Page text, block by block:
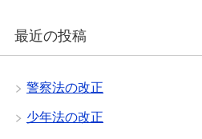
最近の投稿
警察法の改正
少年法の改正